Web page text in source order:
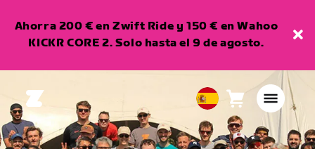
Ahorra 200 € en Zwift Ride y 150 € en Wahoo
KICKR CORE 2. Solo hasta el 9 de agosto.
European
Union
Español
Carro0
artículos